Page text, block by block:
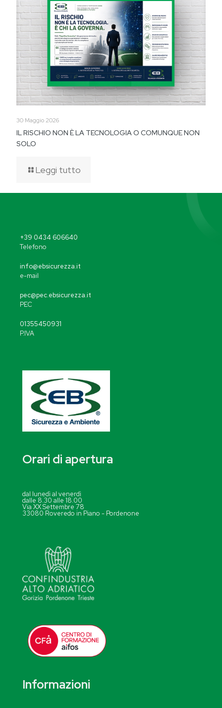
30 Maggio 2026
IL RISCHIO NON È LA TECNOLOGIA O COMUNQUE NON
SOLO
Leggi tutto
+39 0434 606640
Telefono
info@ebsicurezza.it
e-mail
pec@pec.ebsicurezza.it
PEC
01355450931
P.IVA
Orari di apertura
dal lunedì al venerdì
dalle 8.30 alle 18.00
Via XX Settembre 78
33080 Roveredo in Piano - Pordenone
Informazioni